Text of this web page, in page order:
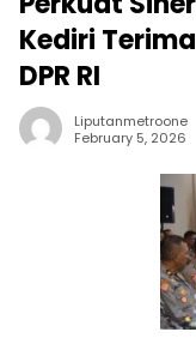
Kediri
DPR RI
Liputanmetroone
February 5, 2026